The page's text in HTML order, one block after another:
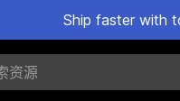
Ship faster with